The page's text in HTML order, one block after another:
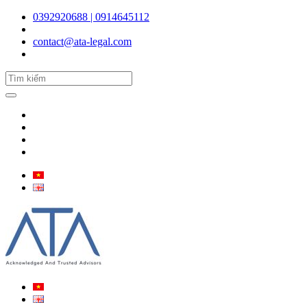
0392920688 | 0914645112
contact@ata-legal.com